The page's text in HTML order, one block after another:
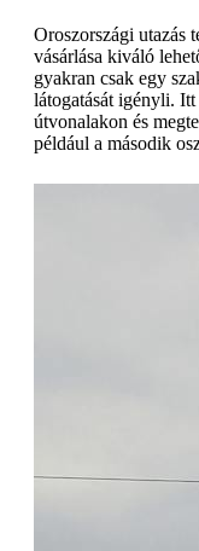
Oroszországi utazás
vásárlása kiváló
gyakran csak egy
látogatását igényli.
útvonalakon és
például a második